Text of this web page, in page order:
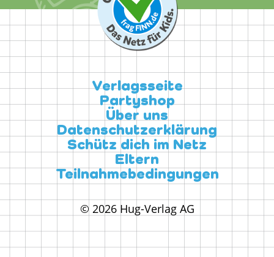
Verlagsseite
Partyshop
Über uns
Datenschutzerklärung
Schütz dich im Netz
Eltern
Teilnahmebedingungen
© 2026 Hug-Verlag AG